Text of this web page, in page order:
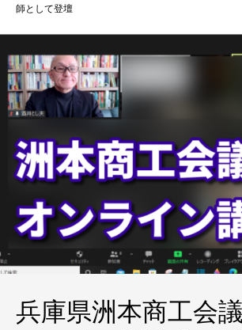
師として登壇
兵庫県洲本商工会